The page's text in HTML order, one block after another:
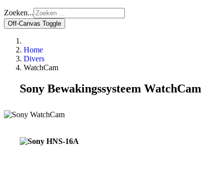
Zoeken...
Off-Canvas Toggle
Home
Divers
WatchCam
Sony Bewakingssysteem WatchCam